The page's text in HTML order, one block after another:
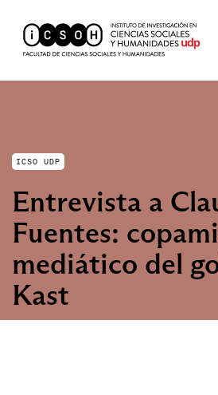
ICSO UDP
Entrevista a
Fuentes:
mediático del
Kast